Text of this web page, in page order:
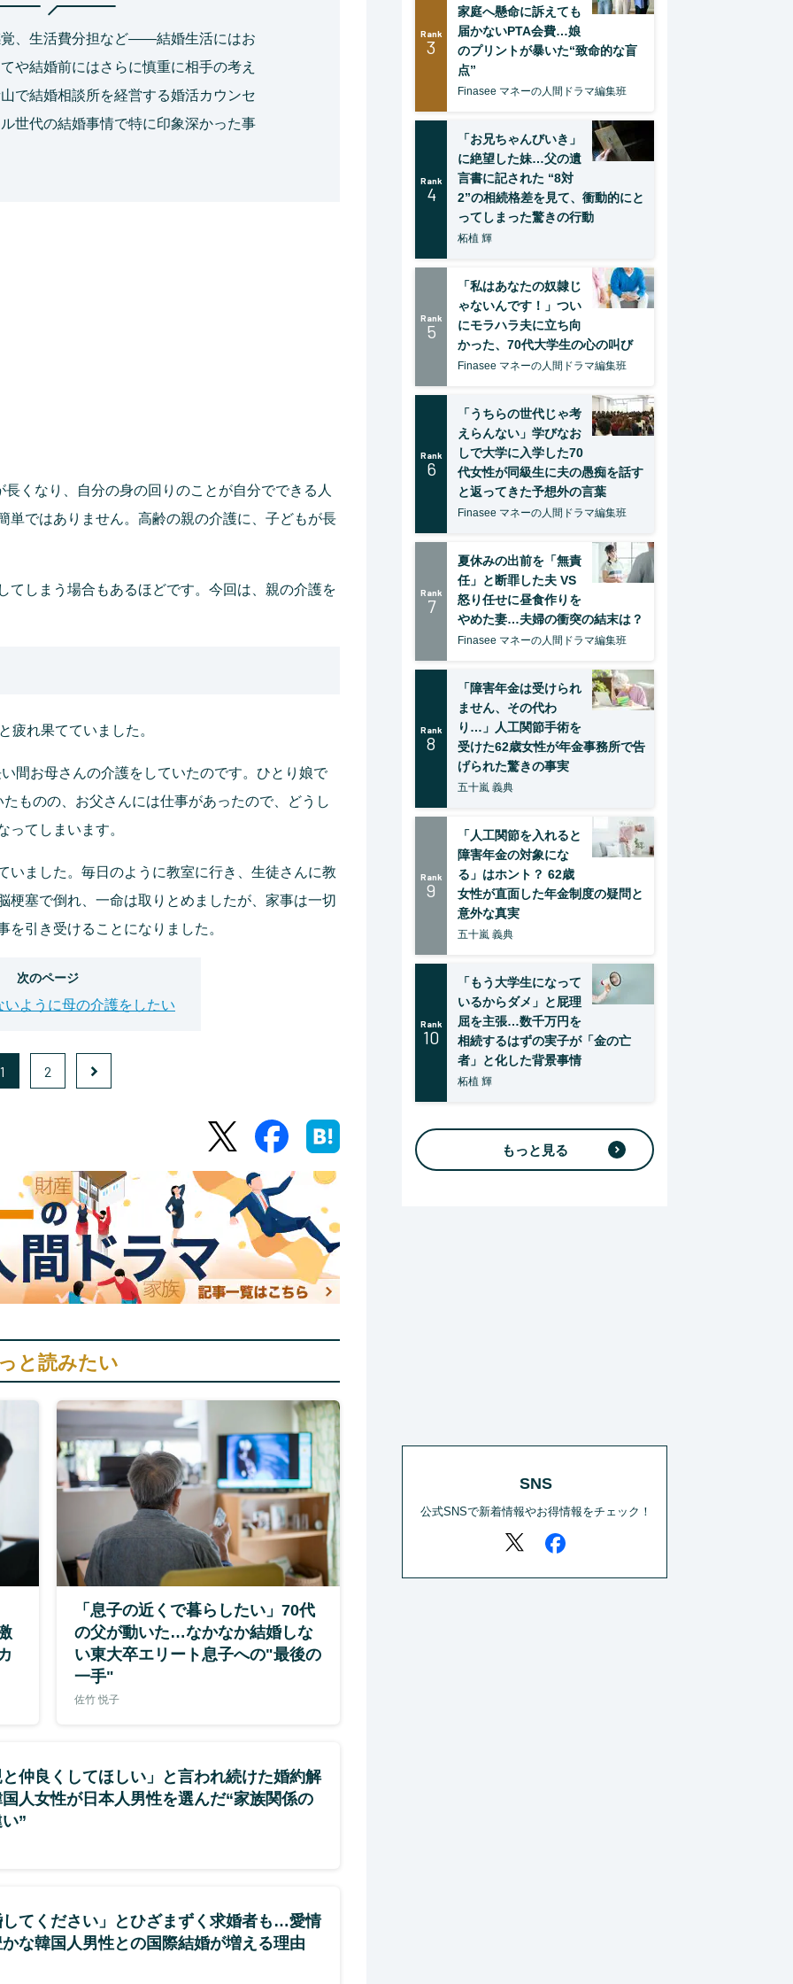
、生活費分担など――結婚生活にはお
や結婚前にはさらに慎重に相手の考え
で結婚相談所を経営する婚活カウンセ
世代の結婚事情で特に印象深かった事
くなり、自分の身の回りのことが自分でできる人
単ではありません。高齢の親の介護に、子どもが長
てしまう場合もあるほどです。今回は、親の介護を
疲れ果てていました。
間お母さんの介護をしていたのです。ひとり娘で
ものの、お父さんには仕事があったので、どうし
ってしまいます。
いました。毎日のように教室に行き、生徒さんに教
梗塞で倒れ、一命は取りとめましたが、家事は一切
引き受けることになりました。
次のページ
いように母の介護をしたい
1 2
と読みたい
「息子の近くで暮らしたい」70代
の父が動いた…なかなか結婚しな
い東大卒エリート息子への"最後の
一手"
佐竹 悦子
仲良くしてほしい」と言われ続けた婚約解
人女性が日本人男性を選んだ“家族関係の
”
てください」とひざまずく求婚者も…愛情
な韓国人男性との国際結婚が増える理由
Rank
3
家庭へ懸命に訴えても
届かないPTA会費…娘
のプリントが暴いた“致命的な盲
点”
Finasee マネーの人間ドラマ編集班
Rank
4
「お兄ちゃんびいき」
に絶望した妹…父の遺
言書に記された “8対
2”の相続格差を見て、衝動的にと
ってしまった驚きの行動
柘植 輝
Rank
5
「私はあなたの奴隷じ
ゃないんです！」つい
にモラハラ夫に立ち向
かった、70代大学生の心の叫び
Finasee マネーの人間ドラマ編集班
Rank
6
「うちらの世代じゃ考
えらんない」学びなお
しで大学に入学した70
代女性が同級生に夫の愚痴を話す
と返ってきた予想外の言葉
Finasee マネーの人間ドラマ編集班
Rank
7
夏休みの出前を「無責
任」と断罪した夫 VS
怒り任せに昼食作りを
やめた妻…夫婦の衝突の結末は？
Finasee マネーの人間ドラマ編集班
Rank
8
「障害年金は受けられ
ません、その代わ
り…」人工関節手術を
受けた62歳女性が年金事務所で告
げられた驚きの事実
五十嵐 義典
Rank
9
「人工関節を入れると
障害年金の対象にな
る」はホント？ 62歳
女性が直面した年金制度の疑問と
意外な真実
五十嵐 義典
Rank
10
「もう大学生になって
いるからダメ」と屁理
屈を主張…数千万円を
相続するはずの実子が「金の亡
者」と化した背景事情
柘植 輝
もっと見る
SNS
公式SNSで新着情報やお得情報をチェック！